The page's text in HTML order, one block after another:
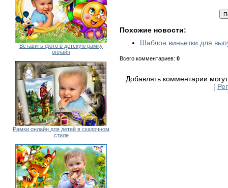
Вставить фото в детскую рамку
онлайн
Рамки онлайн для детей в сказочном
стиле
Похожие новости:
Шаблон виньетки для
Всего комментариев: 0
Добавлять комментарии
[